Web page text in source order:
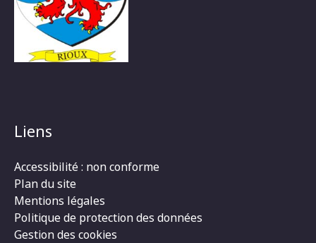
Liens
Accessibilité : non conforme
Plan du site
Mentions légales
Politique de protection des données
Gestion des cookies